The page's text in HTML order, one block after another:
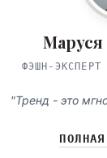
ФЭШН-ЭКСПЕРТ
"Тренд - это